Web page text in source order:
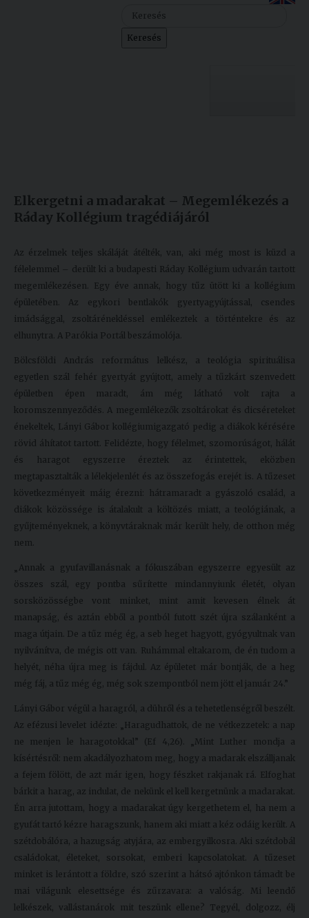
Sport
Akadémia
Keresés
Kutatás
Kiadványok
Nemzetközi
kapcsolatok
Egyetemi
Lelkészség
Események
Sport
Elkergetni a madarakat – Megemlékezés a
Ráday Kollégium tragédiájáról
Az érzelmek teljes skáláját átélték, van, aki még most is küzd a
félelemmel – derült ki a budapesti Ráday Kollégium udvarán tartott
megemlékezésen. Egy éve annak, hogy tűz ütött ki a kollégium
épületében. Az egykori bentlakók gyertyagyújtással, csendes
imádsággal, zsoltárénekléssel emlékeztek a történtekre és az
elhunytra. A Parókia Portál beszámolója.
Bölcsföldi András református lelkész, a teológia spirituálisa
egyetlen szál fehér gyertyát gyújtott, amely a tűzkárt szenvedett
épületben épen maradt, ám még látható volt rajta a
koromszennyeződés. A megemlékezők zsoltárokat és dicséreteket
énekeltek, Lányi Gábor kollégiumigazgató pedig a diákok kérésére
rövid áhítatot tartott. Felidézte, hogy félelmet, szomorúságot, hálát
és haragot egyszerre éreztek az érintettek, eközben
megtapasztalták a lélekjelenlét és az összefogás erejét is. A tűzeset
következményeit máig érezni: hátramaradt a gyászoló család, a
diákok közössége is átalakult a költözés miatt, a teológiának, a
gyűjteményeknek, a könyvtáraknak már került hely, de otthon még
nem.
„Annak a gyufavillanásnak a fókuszában egyszerre egyesült az
összes szál, egy pontba sűrítette mindannyiunk életét, olyan
sorsközösségbe vont minket, mint amit kevesen élnek át
manapság, és aztán ebből a pontból futott szét újra szálanként a
maga útjain. De a tűz még ég, a seb heget hagyott, gyógyultnak van
nyilvánítva, de mégis ott van. Ruhámmal eltakarom, de én tudom a
helyét, néha újra meg is fájdul. Az épületet már bontják, de a heg
még fáj, a tűz még ég, még sok szempontból nem jött el január 24.”
Lányi Gábor végül a haragról, a dühről és a tehetetlenségről beszélt.
Az efézusi levelet idézte: „Haragudhattok, de ne vétkezzetek: a nap
ne menjen le haragotokkal” (Ef 4,26). „Mint Luther mondja a
kísértésről: nem akadályozhatom meg, hogy a madarak elszálljanak
a fejem fölött, de azt már igen, hogy fészket rakjanak rá. Elfoghat
bárkit a harag, az indulat, de nekünk el kell kergetnünk a madarakat.
Én arra jutottam, hogy a madarakat úgy kergethetem el, ha nem a
gyufát tartó kézre haragszunk, hanem aki miatt a kéz odáig került. A
szétdobálóra, a hazugság atyjára, az embergyilkosra. Aki szétdobál
családokat, életeket, sorsokat, emberi kapcsolatokat. A tűzeset
minket is lerántott a földre, szó szerint a hátsó ajtónkon támadt be
mai világunk elesettsége és zűrzavara: a valóság. Mi leendő
lelkészek, vallástanárok mit teszünk ellene? Tegyél, dolgozz, élj